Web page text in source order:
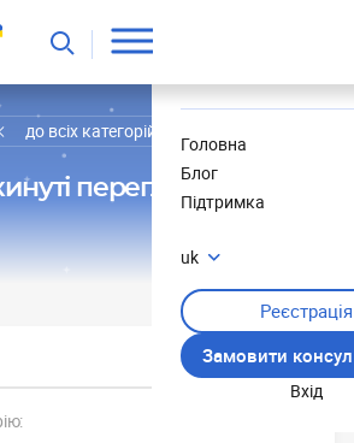
Головна
Блог
Підтримка
uk
Реєстрація
Замовити
Вхід
до всіх категорій
перегляди